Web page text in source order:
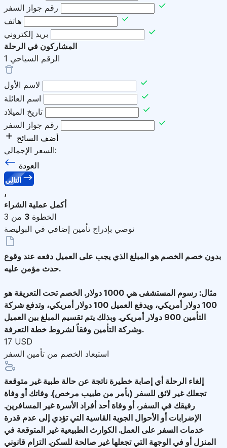
رقم جواز السفر
هاتف
بريد إلكتروني
المشاركون في الرحلة
الرقم السياحي 1
لاسم الأول
اسم العائلة
تاريخ الميلاد
رقم جواز السفر
أضف السائح
السعر الإجمالي:
العودة
التالي
,
أكمل عملية الشراء
الخطوة 3 من 3
نوصي بإدراج تأمين إضافي في البوليصة
بدون خصم الخصم هو المبلغ الذي يجب على العميل دفعه عند وقوع
حدث مؤمن عليه.
مثال: رسوم المستشفى هي 1000 دولار. الخصم تحت التعريفة هو
100 دولار أمريكي، ويدفع العميل 100 دولار أمريكي، وتدفع شركة
التأمين 900 دولار أمريكي. وبذلك يتم تقسيم المبلغ بين العميل
وشركة التأمين وفقاً لشروط خطة التعرفة.
17 USD
استبعاد الخصم من تأمين السفر
إلغاء الرحلة أي إصابة خطيرة ناتجة عن حالة طبية غير متوقعة
تجعلك غير لائق للسفر (بأمر من طبيب مرخص). وفاتك أو وفاة
رفيقك في السفر، أو وفاة أحد أفراد الأسرة غير المسافرين.
الإضرابات أو الأحوال الجوية القاسية التي تؤدي إلى عدم قدرة
خدمات السفر على العمل. الكوارث الطبيعية غير المتوقعة في
المنزل أو في الوجهة التي تجعلها غير صالحة للسكن. التزام قانوني